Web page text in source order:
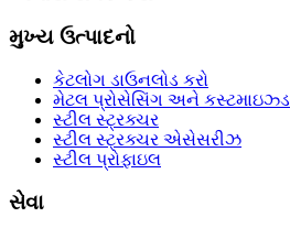
મુખ્ય ઉત્પાદનો
કેટલોગ ડાઉનલોડ કરો
મેટલ પ્રોસેસિંગ અને કસ્ટમાઇઝ્ડ
સ્ટીલ સ્ટ્રક્ચર
સ્ટીલ સ્ટ્રક્ચર એસેસરીઝ
સ્ટીલ પ્રોફાઇલ
સેવા